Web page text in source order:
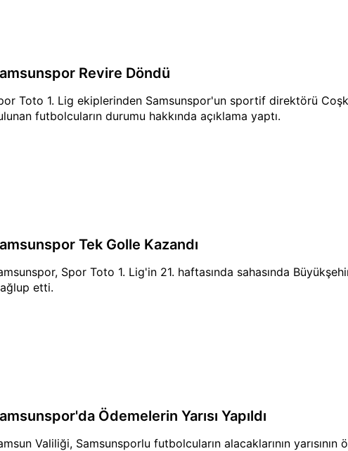
Revire Döndü
Toto 1. Lig ekiplerinden Samsunspor'un sportif direktörü
futbolcuların durumu hakkında açıklama yaptı.
Tek Golle Kazandı
Spor Toto 1. Lig'in 21. haftasında sahasında
etti.
Ödemelerin Yarısı Yapıldı
Valiliği, Samsunsporlu futbolcuların alacaklarının yarısının